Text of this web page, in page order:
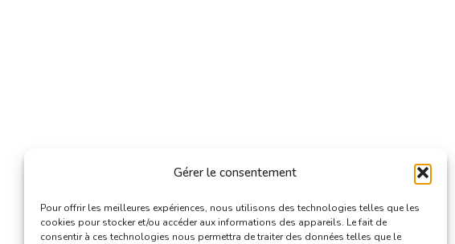
Gérer le consentement
Pour offrir les meilleures expériences, nous utilisons des technologies telles que les
cookies pour stocker et/ou accéder aux informations des appareils. Le fait de
consentir à ces technologies nous permettra de traiter des données telles que le